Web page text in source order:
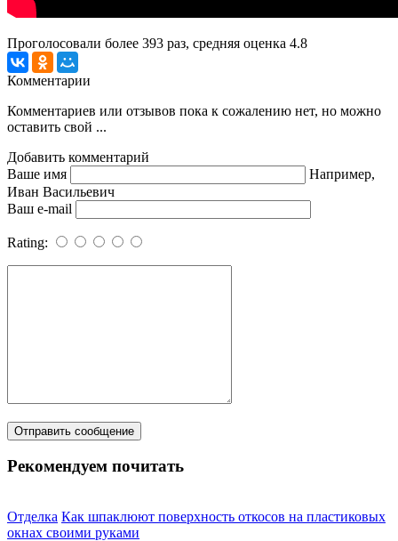
Проголосовали более 393 раз, средняя оценка 4.8
Комментарии
Комментариев или отзывов пока к сожалению нет, но можно
оставить свой ...
Добавить комментарий
Ваше имя
Например,
Иван Васильевич
Ваш e-mail
Rating:
Рекомендуем почитать
Отделка Как шпаклюют поверхность откосов на пластиковых
окнах своими руками